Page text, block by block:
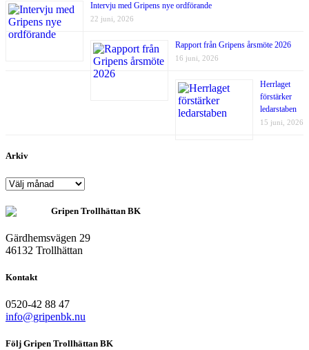
Intervju med Gripens nye ordförande
22 juni, 2026
Rapport från Gripens årsmöte 2026
16 juni, 2026
Herrlaget
förstärker
ledarstaben
15 juni, 2026
Arkiv
Arkiv
Gripen Trollhättan BK
Gärdhemsvägen 29
46132 Trollhättan
Kontakt
0520-42 88 47
info@gripenbk.nu
Följ Gripen Trollhättan BK